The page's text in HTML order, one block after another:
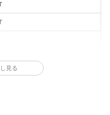
見る